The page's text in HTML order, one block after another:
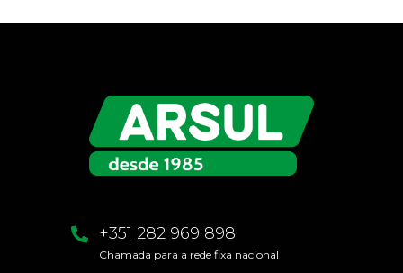
+351 282 969 898
Chamada para a rede fixa nacional